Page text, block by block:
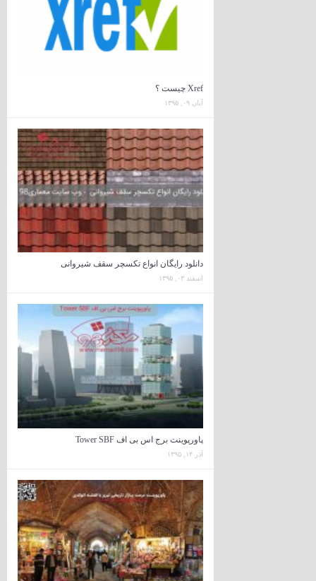
Xref چیست ؟
آبان ۰۹, ۱۳۹۵
دانلود رایگان انواع تکسچر سقف شیروانی
اسفند ۰۳, ۱۳۹۵
پاورپوینت برج اس بی اف Tower SBF
آذر ۱۴, ۱۳۹۵